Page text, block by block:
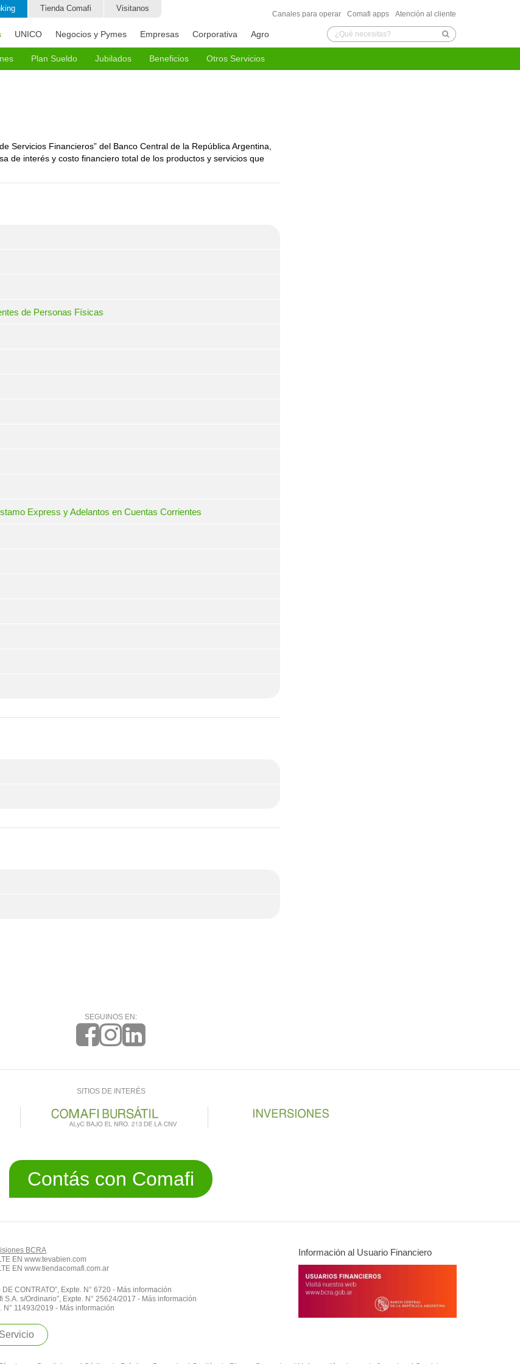
Tienda Comafi Visitanos
Canales para operar Comafi apps Atención al cliente
UNICO Negocios y Pymes Empresas Corporativa Agro
Bolso Protegido
para Personal Doméstico
Fijo Pre-cancelable UVA
Fijo Tradicional
Plan Sueldo Jubilados Beneficios Otros Servicios
Servicios Financieros” del Banco Central de la República Argentina,
de interés y costo financiero total de los productos y servicios que
de Personas Físicas
Express y Adelantos en Cuentas Corrientes
SEGUINOS EN:
SITIOS DE INTERÉS
Contás con Comafi
BCRA
EN www.tevabien.com
EN www.tiendacomafi.com.ar
CONTRATO”, Expte. N° 6720 - Más información
s/Ordinario”, Expte. N° 25624/2017 - Más información
N° 11493/2019 - Más información
Información al Usuario Financiero